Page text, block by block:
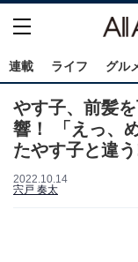
連載 ライフ グル
やす子、前髪
響！ 「えっ、
たやす子と違う
2022.10.14
宍戸 奏太